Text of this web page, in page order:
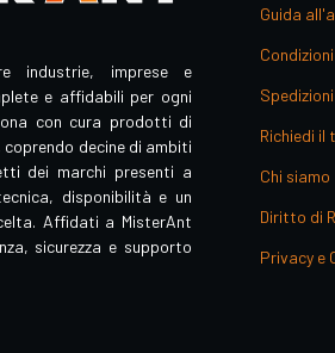
industrie, imprese e
e affidabili per ogni
con cura prodotti di
decine di ambiti
dei marchi presenti a
disponibilità e un
Affidati a MisterAnt
sicurezza e supporto
Guida
Richiedi il
Chi siamo
Diritto di
Privacy e